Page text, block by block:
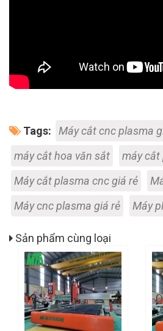
Tags:
Máy cắt cnc plasma
máy cắt hoa văn sắt
máy cắt
Máy cắt plasma cnc giá rẻ
Máy cnc plasma giá rẻ
Máy
Sản phẩm cùng loại